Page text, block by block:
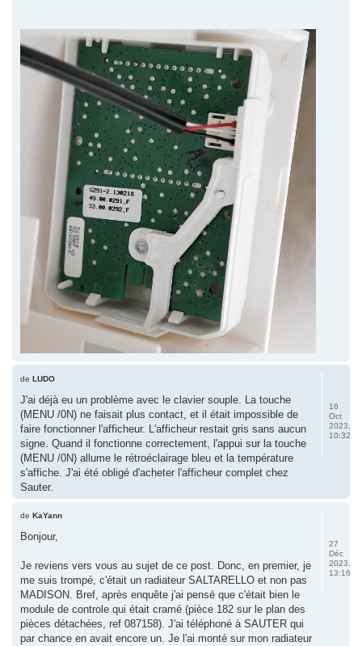
de LUDO
J'ai déjà eu un problème avec le clavier souple. La touche
(MENU /0N) ne faisait plus contact, et il était impossible de
faire fonctionner l'afficheur. L'afficheur restait gris sans aucun
signe. Quand il fonctionne correctement, l'appui sur la touche
(MENU /0N) allume le rétroéclairage bleu et la température
s'affiche. J'ai été obligé d'acheter l'afficheur complet chez
Sauter.
16
Oct
2023,
10:32
de KaYann
Bonjour,
Je reviens vers vous au sujet de ce post. Donc, en premier, je
me suis trompé, c'était un radiateur SALTARELLO et non pas
MADISON. Bref, après enquête j'ai pensé que c'était bien le
module de controle qui était cramé (pièce 182 sur le plan des
pièces détachées, ref 087158). J'ai téléphoné à SAUTER qui
par chance en avait encore un. Je l'ai monté sur mon radiateur
27
Déc
2023,
13:16